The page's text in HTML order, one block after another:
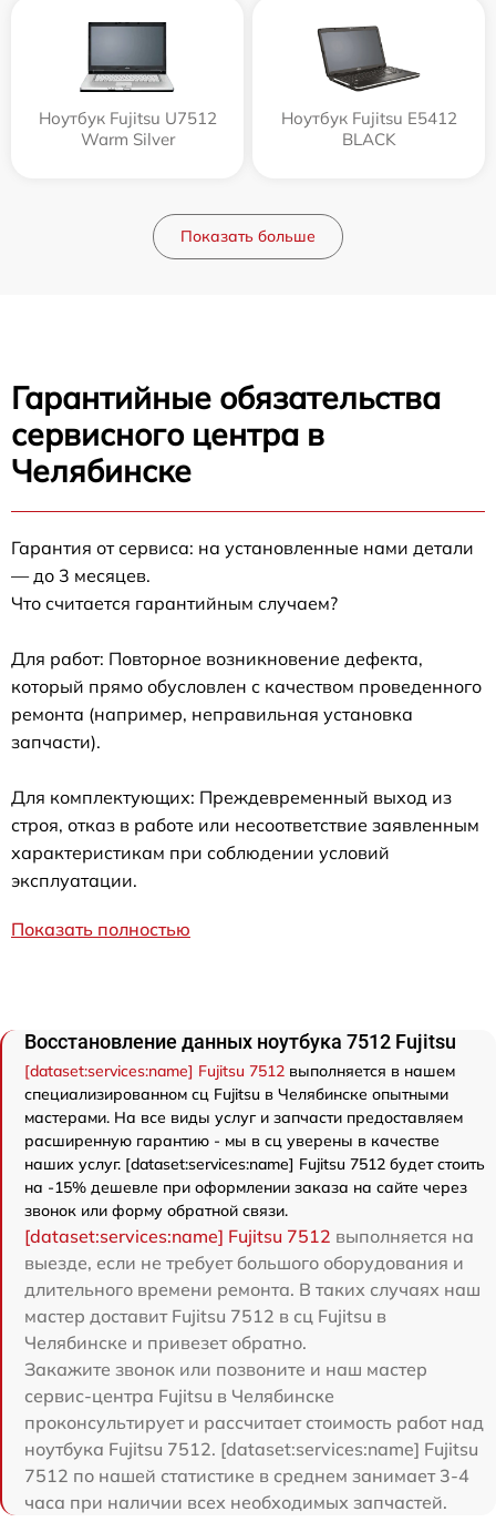
Ноутбук Fujitsu U7512
Warm Silver
Ноутбук Fujitsu E5412
BLACK
Показать больше
Гарантийные обязательства
сервисного центра в
Челябинске
Гарантия от сервиса: на установленные нами детали
— до 3 месяцев.
Что считается гарантийным случаем?
Для работ: Повторное возникновение дефекта,
который прямо обусловлен с качеством проведенного
ремонта (например, неправильная установка
запчасти).
Для комплектующих: Преждевременный выход из
строя, отказ в работе или несоответствие заявленным
характеристикам при соблюдении условий
эксплуатации.
Показать полностью
Восстановление данных ноутбука 7512 Fujitsu
[dataset:services:name] Fujitsu 7512 выполняется в нашем
специализированном сц Fujitsu в Челябинске опытными
мастерами. На все виды услуг и запчасти предоставляем
расширенную гарантию - мы в сц уверены в качестве
наших услуг. [dataset:services:name] Fujitsu 7512 будет стоить
на -15% дешевле при оформлении заказа на сайте через
звонок или форму обратной связи.
[dataset:services:name] Fujitsu 7512 выполняется на
выезде, если не требует большого оборудования и
длительного времени ремонта. В таких случаях наш
мастер доставит Fujitsu 7512 в сц Fujitsu в
Челябинске и привезет обратно.
Закажите звонок или позвоните и наш мастер
сервис-центра Fujitsu в Челябинске
проконсультирует и рассчитает стоимость работ над
ноутбука Fujitsu 7512. [dataset:services:name] Fujitsu
7512 по нашей статистике в среднем занимает 3-4
часа при наличии всех необходимых запчастей.